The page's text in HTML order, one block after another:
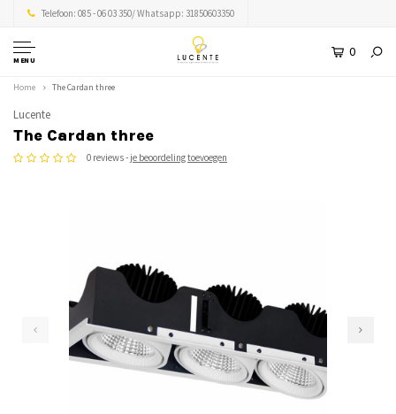
Telefoon: 085 - 06 03 350/ Whatsapp: 31850603350
MENU
0
Home The Cardan three
Lucente
The Cardan three
0 reviews - je beoordeling toevoegen